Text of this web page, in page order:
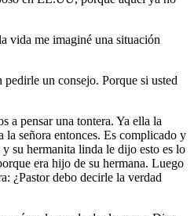
vida me imaginé una situación
un consejo. Porque si usted
a pensar una tontera. Ya ella la
la señora entonces. Es complicado y
su hermanita linda le dijo esto es lo
era hijo de su hermana. Luego
¿Pastor debo decirle la verdad